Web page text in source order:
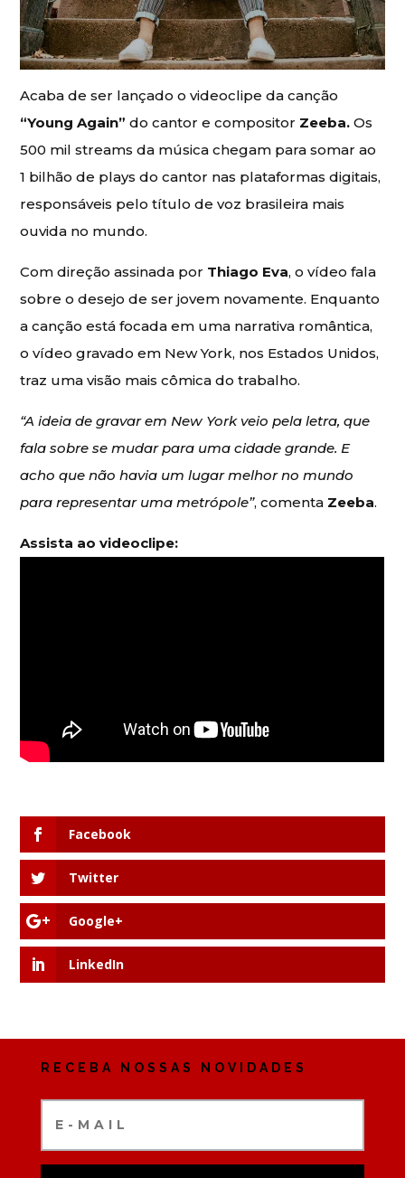
Acaba de ser lançado o videoclipe da canção
“Young Again” do cantor e compositor Zeeba. Os
500 mil streams da música chegam para somar ao
1 bilhão de plays do cantor nas plataformas digitais,
responsáveis pelo título de voz brasileira mais
ouvida no mundo.
Com direção assinada por Thiago Eva, o vídeo fala
sobre o desejo de ser jovem novamente. Enquanto
a canção está focada em uma narrativa romântica,
o vídeo gravado em New York, nos Estados Unidos,
traz uma visão mais cômica do trabalho.
“A ideia de gravar em New York veio pela letra, que
fala sobre se mudar para uma cidade grande. E
acho que não havia um lugar melhor no mundo
para representar uma metrópole”, comenta Zeeba.
Assista ao videoclipe:
Facebook
Twitter
Google+
LinkedIn
RECEBA NOSSAS NOVIDADES